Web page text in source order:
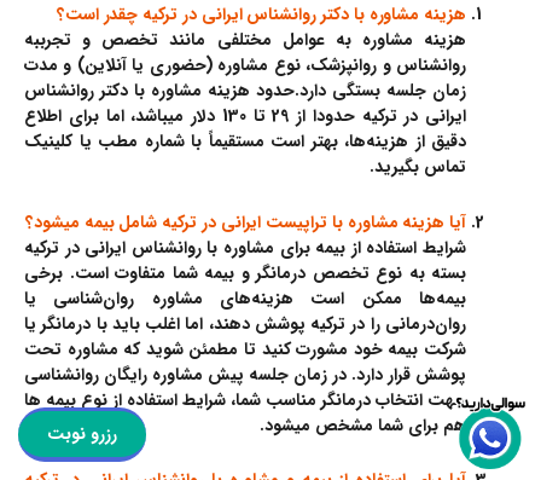
هزینه مشاوره با دکتر روانشناس ایرانی در ترکیه چقدر است؟
هزینه مشاوره به عوامل مختلفی مانند تخصص و تجرببه
روانشناس و روانپزشک، نوع مشاوره (حضوری یا آنلاین) و مدت
زمان جلسه بستگی دارد.حدود هزینه مشاوره با دکتر روانشناس
ایرانی در ترکیه حدودا از 29 تا 130 دلار میباشد، اما برای اطلاع
دقیق از هزینه‌ها، بهتر است مستقیماً با شماره مطب یا کلینیک
تماس بگیرید.
آیا هزینه مشاوره با تراپیست ایرانی در ترکیه شامل بیمه میشود؟
شرایط استفاده از بیمه برای مشاوره با روانشناس ایرانی در ترکیه
بسته به نوع تخصص درمانگر و بیمه شما متفاوت است. برخی
بیمه‌ها ممکن است هزینه‌های مشاوره روان‌شناسی یا
روان‌درمانی را در ترکیه پوشش دهند، اما اغلب باید با درمانگر یا
شرکت بیمه خود مشورت کنید تا مطمئن شوید که مشاوره تحت
پوشش قرار دارد. در زمان جلسه پیش مشاوره رایگان روانشناسی
جهت انتخاب درمانگر مناسب شما، شرایط استفاده از نوع بیمه ها
هم برای شما مشخص میشود.
رزرو نوبت